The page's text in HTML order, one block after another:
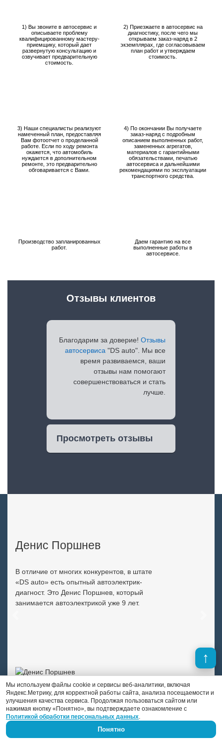
1) Вы звоните в автосервис и
описываете проблему
квалифицированному мастеру-
приемщику, который дает
развернутую консультацию и
озвучивает предварительную
стоимость.
2) Приезжаете в автосервис на
диагностику, после чего мы
открываем заказ-наряд в 2
экземплярах, где согласовываем
план работ и утверждаем
стоимость.
3) Наши специалисты реализуют
намеченный план, предоставляя
Вам фотоотчет о проделанной
работе. Если по ходу ремонта
окажется, что автомобиль
нуждается в дополнительном
ремонте, это предварительно
обговаривается с Вами.
4) По окончании Вы получаете
заказ-наряд с подробным
описанием выполненных работ,
замененных агрегатов,
материалов с гарантийными
обязательствами, печатью
автосервиса и дальнейшими
рекомендациями по эксплуатации
транспортного средства.
Производство запланированных
работ.
Даем гарантию на все
выполненные работы в
автосервисе.
Благодарим за доверие! Отзывы
автосервиса "DS auto". Мы все
время развиваемся, ваши
отзывы нам помогают
совершенствоваться и стать
лучше.
Просмотреть отзывы
Отзывы клиентов
Денис Поршнев
В отличие от многих конкурентов, в штате
«DS auto» есть опытный автоэлектрик-
диагност. Это Денис Поршнев, который
занимается автоэлектрикой уже 9 лет.
Мы используем файлы cookie и сервисы веб-аналитики, включая
Яндекс.Метрику, для корректной работы сайта, анализа посещаемости и
улучшения качества сервиса. Продолжая пользоваться сайтом или
нажимая кнопку «Понятно», вы подтверждаете ознакомление с
Политикой обработки персональных данных.
Понятно